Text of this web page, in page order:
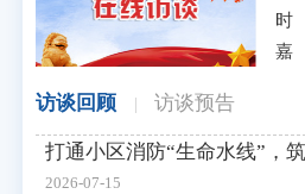
时
嘉
访谈回顾 | 访谈预告
打通小区消防“生命水线”，
2026-07-15